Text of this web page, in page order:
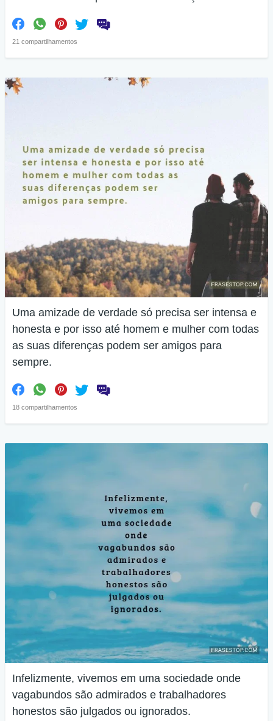
21 compartilhamentos
Uma amizade de verdade só precisa ser intensa e
honesta e por isso até homem e mulher com todas
as suas diferenças podem ser amigos para
sempre.
18 compartilhamentos
Infelizmente, vivemos em uma sociedade onde
vagabundos são admirados e trabalhadores
honestos são julgados ou ignorados.